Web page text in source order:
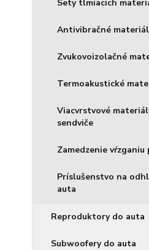
Sety tlmiacich
Antivibračné
Zvukovoizolačné
Termoakustické
Viacvrstvové
sendviče
Zamedzenie
Príslušenstvo na
auta
Reproduktory do auta
Subwoofery do auta